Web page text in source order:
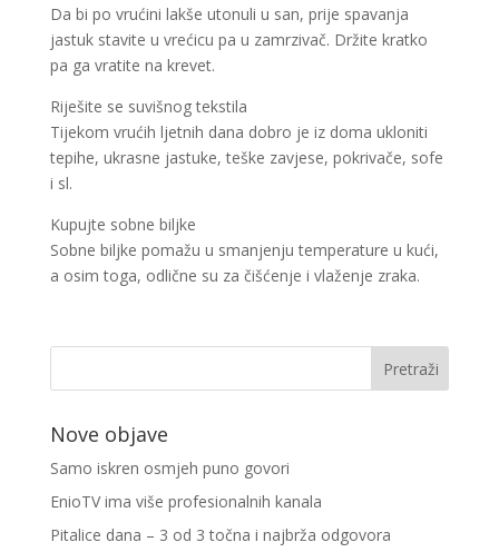
Da bi po vrućini lakše utonuli u san, prije spavanja
jastuk stavite u vrećicu pa u zamrzivač. Držite kratko
pa ga vratite na krevet.
Riješite se suvišnog tekstila
Tijekom vrućih ljetnih dana dobro je iz doma ukloniti
tepihe, ukrasne jastuke, teške zavjese, pokrivače, sofe
i sl.
Kupujte sobne biljke
Sobne biljke pomažu u smanjenju temperature u kući,
a osim toga, odlične su za čišćenje i vlaženje zraka.
Nove objave
Samo iskren osmjeh puno govori
EnioTV ima više profesionalnih kanala
Pitalice dana – 3 od 3 točna i najbrža odgovora